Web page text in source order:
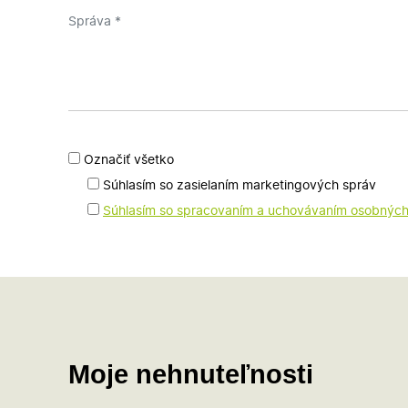
Označiť všetko
Súhlasím so zasielaním marketingových správ
Súhlasím so spracovaním a uchovávaním
Moje nehnuteľnosti